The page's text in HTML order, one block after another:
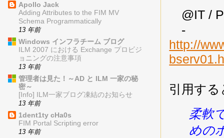
@IT /
-
http://
引用す
柔軟
めの
Apollo Jack
Adding Attributes to the FIM MV
Schema Programmatically
13 年前
Windows インフラチーム ブログ
ILM 2007 における Exchange プロビジ
ョニングの注意事項
13 年前
管理者は見た！～AD と ILM 一家の秘
密～
[Info] ILM一家ブログ凍結のお知らせ
13 年前
1dent1ty cHa0s
FIM Portal Scripting error
13 年前